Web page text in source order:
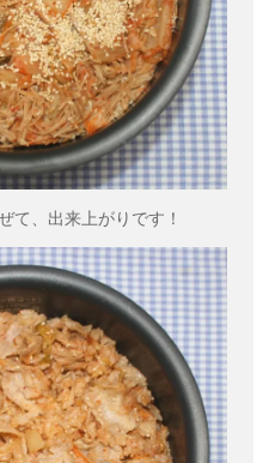
て、出来上がりです！